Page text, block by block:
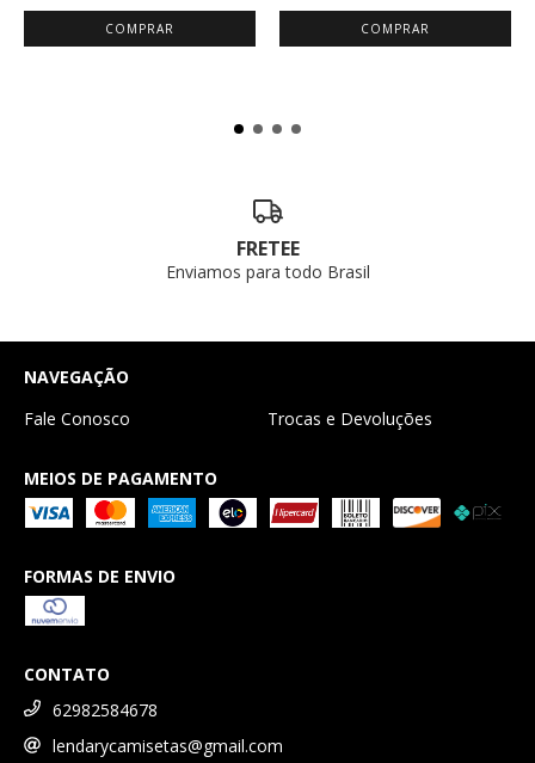
COMPRAR COMPRAR
FRETEE
Enviamos para todo Brasil
NAVEGAÇÃO
Fale Conosco
Trocas e Devoluções
MEIOS DE PAGAMENTO
FORMAS DE ENVIO
CONTATO
62982584678
lendarycamisetas@gmail.com